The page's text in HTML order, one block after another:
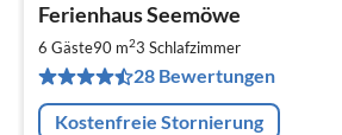
Ferienhaus Seemöwe
6 Gäste90 m23 Schlafzimmer
28 Bewertungen
Kostenfreie Stornierung